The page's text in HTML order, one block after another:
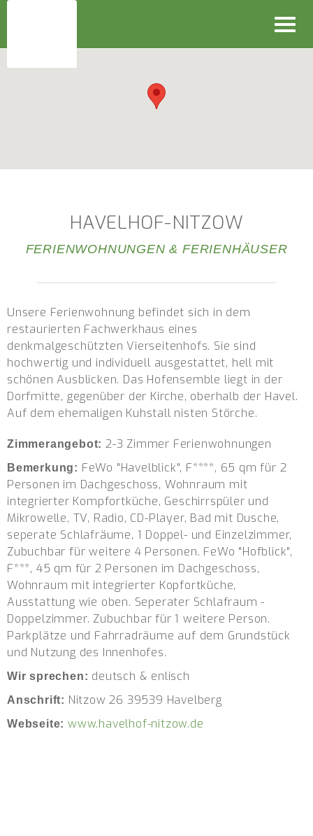
HAVELHOF-NITZOW
FERIENWOHNUNGEN & FERIENHÄUSER
Unsere Ferienwohnung befindet sich in dem
restaurierten Fachwerkhaus eines
denkmalgeschützten Vierseitenhofs. Sie sind
hochwertig und individuell ausgestattet, hell mit
schönen Ausblicken. Das Hofensemble liegt in der
Dorfmitte, gegenüber der Kirche, oberhalb der Havel.
Auf dem ehemaligen Kuhstall nisten Störche.
Zimmerangebot: 2-3 Zimmer Ferienwohnungen
Bemerkung: FeWo "Havelblick", F****, 65 qm für 2
Personen im Dachgeschoss, Wohnraum mit
integrierter Kompfortküche, Geschirrspüler und
Mikrowelle, TV, Radio, CD-Player, Bad mit Dusche,
seperate Schlafräume, 1 Doppel- und Einzelzimmer,
Zubuchbar für weitere 4 Personen. FeWo "Hofblick",
F***, 45 qm für 2 Personen im Dachgeschoss,
Wohnraum mit integrierter Kopfortküche,
Ausstattung wie oben. Seperater Schlafraum -
Doppelzimmer. Zubuchbar für 1 weitere Person.
Parkplätze und Fahrradräume auf dem Grundstück
und Nutzung des Innenhofes.
Wir sprechen: deutsch & enlisch
Anschrift: Nitzow 26 39539 Havelberg
Webseite: www.havelhof-nitzow.de